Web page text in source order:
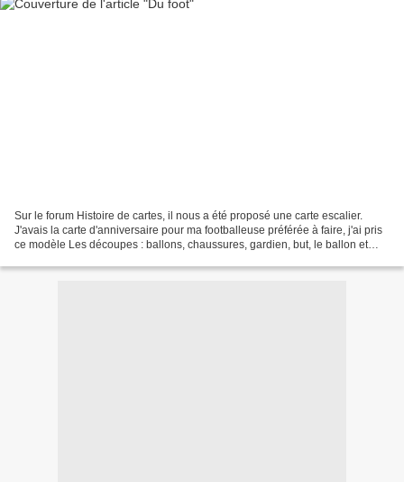
Sur le forum Histoire de cartes, il nous a été proposé une carte escalier.
J'avais la carte d'anniversaire pour ma footballeuse préférée à faire, j'ai pris
ce modèle Les découpes : ballons, chaussures, gardien, but, le ballon et